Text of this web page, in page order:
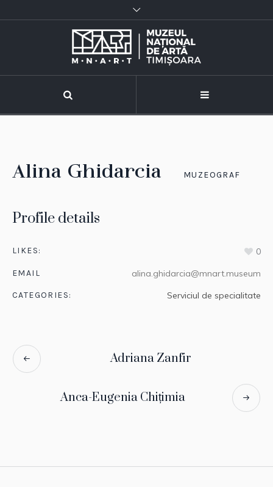
Profile details
LIKES: 0
EMAIL alina.ghidarcia@mnart.museum
CATEGORIES: Serviciul de specialitate
Alina Ghidarcia MUZEOGRAF
Adriana Zanfir
Anca-Eugenia Chițimia